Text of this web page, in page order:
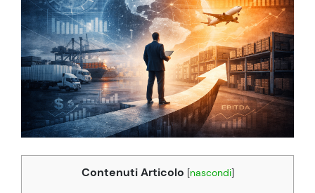
Contenuti Articolo [nascondi]